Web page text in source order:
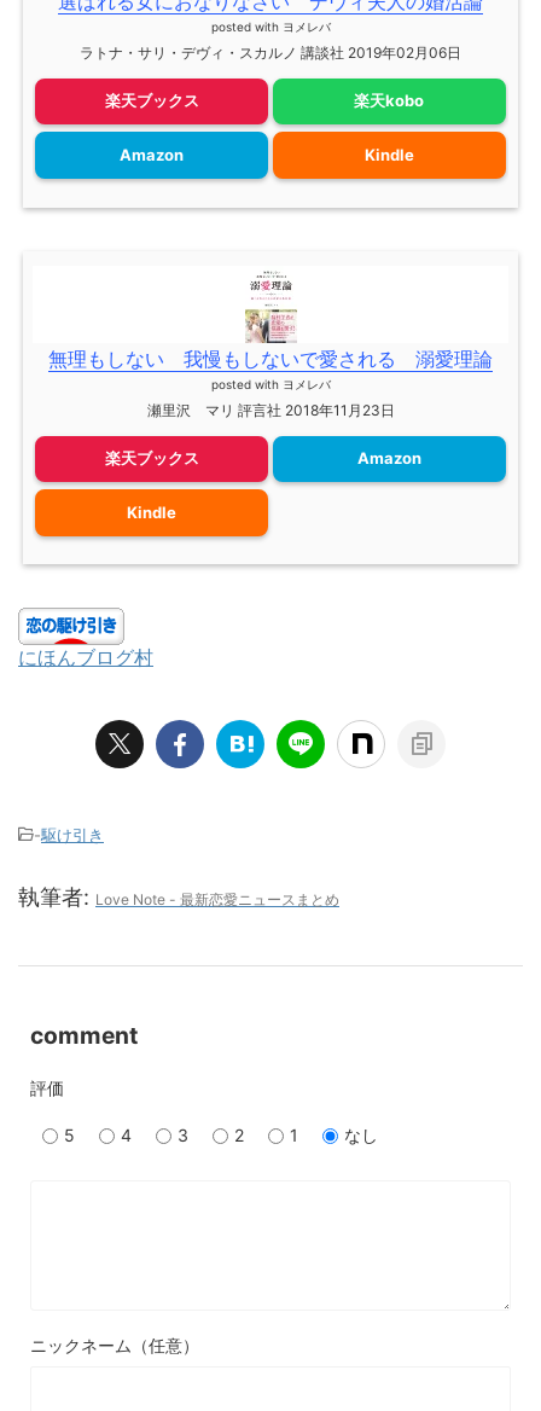
posted with ヨメレバ
ラトナ・サリ・デヴィ・スカルノ 講談社 2019年02月06日
楽天ブックス 楽天kobo
Amazon Kindle
無理もしない 我慢もしないで愛される 溺愛理論
posted with ヨメレバ
瀬里沢 マリ 評言社 2018年11月23日
楽天ブックス Amazon
Kindle
にほんブログ村
-駆け引き
執筆者: Love Note - 最新恋愛ニュースまとめ
comment
評価
5 4 3 2 1 なし
ニックネーム（任意）